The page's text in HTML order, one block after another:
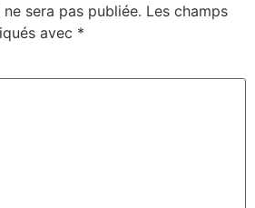
sera pas publiée. Les champs
avec *